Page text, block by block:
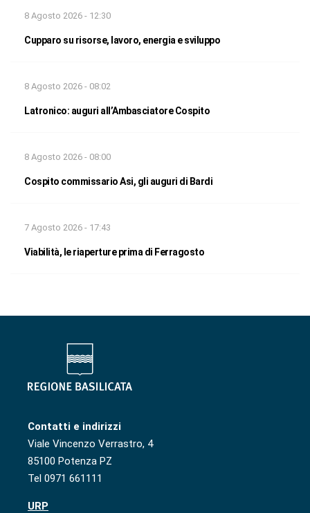
8 Agosto 2026 - 12:30
Cupparo su risorse, lavoro, energia e sviluppo
8 Agosto 2026 - 08:02
Latronico: auguri all’Ambasciatore Cospito
8 Agosto 2026 - 08:00
Cospito commissario Asi, gli auguri di Bardi
7 Agosto 2026 - 17:43
Viabilità, le riaperture prima di Ferragosto
Contatti e indirizzi
Viale Vincenzo Verrastro, 4
85100 Potenza PZ
Tel 0971 661111
URP